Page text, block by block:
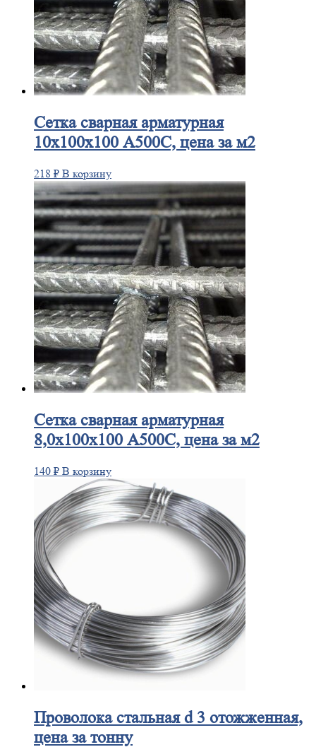
Сеткасварная арматурная
10х100х100 А500С, цена за м2
218 ₽ В корзину
Сеткасварная арматурная
8,0х100х100 А500С, цена за м2
140 ₽ В корзину
Проволокастальная d 3 отожженная,
цена за тонну